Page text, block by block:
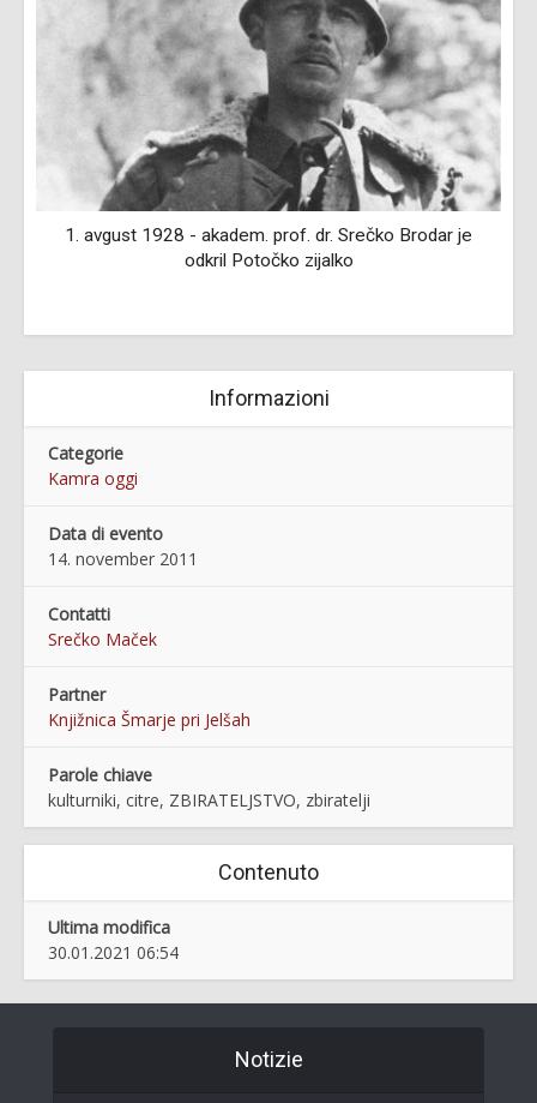
1. avgust 1928 - akadem. prof. dr. Srečko Brodar je
odkril Potočko zijalko
Informazioni
Categorie
Kamra oggi
Data di evento
14. november 2011
Contatti
Srečko Maček
Partner
Knjižnica Šmarje pri Jelšah
Parole chiave
kulturniki, citre, ZBIRATELJSTVO, zbiratelji
Contenuto
Ultima modifica
30.01.2021 06:54
Notizie